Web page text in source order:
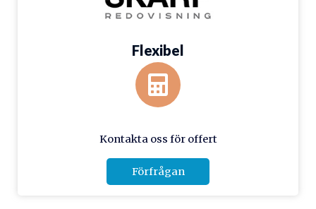
Flexibel
Kontakta oss för offert
Förfrågan